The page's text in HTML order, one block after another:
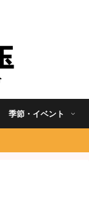
季節・イベント